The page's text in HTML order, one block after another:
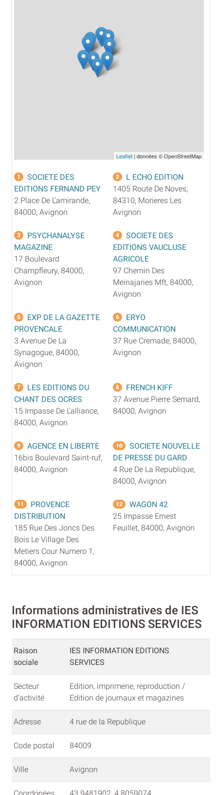
Leaflet | données © OpenStreetMap
1
SOCIETE DES
EDITIONS FERNAND PEY
2 Place De L'amirande,
84000, Avignon
2
L ECHO EDITION
1405 Route De Noves,
84310, Morieres Les
Avignon
3
PSYCHANALYSE
MAGAZINE
17 Boulevard
Champfleury, 84000,
Avignon
4
SOCIETE DES
EDITIONS VAUCLUSE
AGRICOLE
97 Chemin Des
Meinajaries Mft, 84000,
Avignon
5
EXP DE LA GAZETTE
PROVENCALE
3 Avenue De La
Synagogue, 84000,
Avignon
6
ERYO
COMMUNICATION
37 Rue Cremade, 84000,
Avignon
7
LES EDITIONS DU
CHANT DES OCRES
15 Impasse De L'alliance,
84000, Avignon
8
FRENCH KIFF
37 Avenue Pierre Semard,
84000, Avignon
9
AGENCE EN LIBERTE
16bis Boulevard Saint-ruf,
84000, Avignon
10
SOCIETE NOUVELLE
DE PRESSE DU GARD
4 Rue De La Republique,
84000, Avignon
11
PROVENCE
DISTRIBUTION
185 Rue Des Joncs Des
Bois Le Village Des
Metiers Cour Numero 1,
84000, Avignon
12
WAGON 42
25 Impasse Ernest
Feuillet, 84000, Avignon
Informations administratives de IES
INFORMATION EDITIONS SERVICES
Raison
sociale
IES INFORMATION EDITIONS
SERVICES
Secteur
d'activité
Edition, imprimerie, reproduction /
Edition de journaux et magazines
Adresse 4 rue de la Republique
Code postal 84009
Ville Avignon
Coordonées
43.9481902, 4.8059074